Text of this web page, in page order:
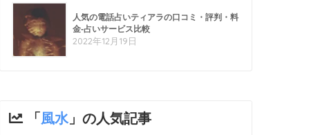
人気の電話占いティアラの口コミ・評判・料
金-占いサービス比較
2022年12月19日
「風水」の人気記事